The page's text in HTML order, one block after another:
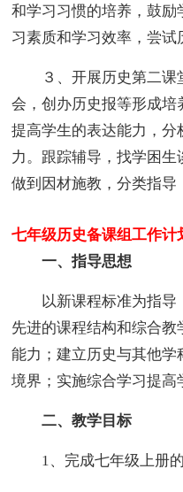
和学习习惯的培养，鼓
习素质和学习效率，尝试
３、开展历史第二课
会，创办历史报等形成培
提高学生的表达能力，
力。跟踪辅导，找学困生
做到因材施教，分类指导
七年级历史备课组工作计
一、指导思想
以新课程标准为指导
先进的课程结构和综合
能力；建立历史与其他
境界；实施综合学习提高
二、教学目标
1、完成七年级上册的